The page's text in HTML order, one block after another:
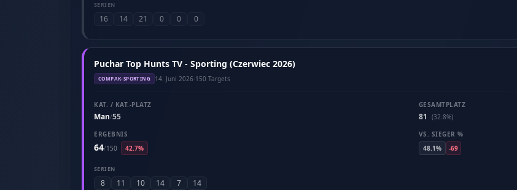
SERIEN
16 14 21 0 0 0
Puchar Top Hunts TV - Sporting (Czerwiec 2026)
COMPAK-SPORTING 14. Juni 2026·150 Targets
KAT. / KAT.-PLATZ
Man/55
GESAMTPLATZ
81
(32.8%)
ERGEBNIS
64/150 42.7%
VS. SIEGER %
48.1%
-69
SERIEN
8 11 10 14 7 14